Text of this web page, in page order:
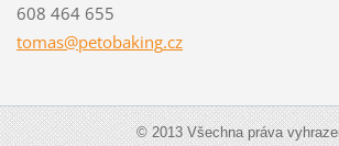
608 464 655
tomas@petobaking.cz
© 2013 Všechna práva